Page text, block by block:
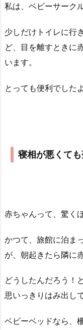
私は、ベビーサーク
少しだけトイレに行
ど、目を離すときに
います。
とっても便利でしたよ
寝相が悪くて
赤ちゃんって、驚く
かつて、旅館に泊ま
が、朝起きたら隣に
どうしたんだろう！
思いっきりはみ出し
ベビーベッドなら、